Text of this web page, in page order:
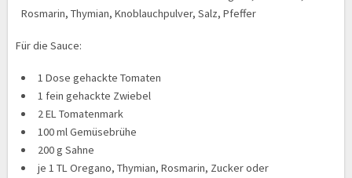
Rosmarin, Thymian, Knoblauchpulver, Salz, Pfeffer
Für die Sauce:
1 Dose gehackte Tomaten
1 fein gehackte Zwiebel
2 EL Tomatenmark
100 ml Gemüsebrühe
200 g Sahne
je 1 TL Oregano, Thymian, Rosmarin, Zucker oder